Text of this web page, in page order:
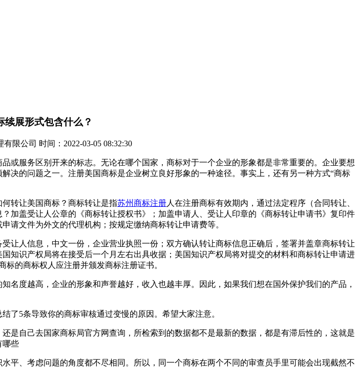
续展形式包含什么？
限公司 时间：2022-03-05 08:32:30
或服务区别开来的标志。无论在哪个国家，商标对于一个企业的形象都是非常重要的。企业要想
决的问题之一。注册美国商标是企业树立良好形象的一种途径。事实上，还有另一种方式“商标
转让美国商标？商标转让是指苏州商标注册人在注册商标有效期内，通过法定程序（合同转让、
加盖受让人公章的《商标转让授权书》；加盖申请人、受让人印章的《商标转让申请书》复印件
请文件为外文的代理机构；按规定缴纳商标转让申请费等。
让人信息，中文一份，企业营业执照一份；双方确认转让商标信息正确后，签署并盖章商标转让
知识产权局将在接受后一个月左右出具收据；美国知识产权局将对提交的材料和商标转让申请进
的商标权人应注册并颁发商标注册证书。
度越高，企业的形象和声誉越好，收入也越丰厚。因此，如果我们想在国外保护我们的产品，
了5条导致你的商标审核通过变慢的原因。希望大家注意。
是自己去国家商标局官方网查询，所检索到的数据都不是最新的数据，都是有滞后性的，这就是
哪些
平、考虑问题的角度都不尽相同。所以，同一个商标在两个不同的审查员手里可能会出现截然不